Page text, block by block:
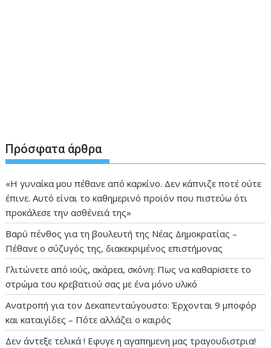
Πρόσφατα άρθρα
«Η γυναίκα μου πέθανε από καρκίνο. Δεν κάπνιζε ποτέ ούτε
έπινε. Αυτό είναι το καθημερινό προϊόν που πιστεύω ότι
προκάλεσε την ασθένειά της»
Βαρύ πένθος για τη βουλευτή της Νέας Δημοκρατίας –
Πέθανε ο σύζυγός της, διακεκριμένος επιστήμονας
Γλιτώνετε από ıούς, ακάρεα, σκόνη: Πως να καθαρiσετε το
στρώμα του κρεβατιού σας με ένα μόνο υλıκό
Ανατροπή για τον Δεκαπενταύγουστο: Έρχονται 9 μποφόρ
και καταιγίδες – Πότε αλλάζει ο καιρός
Δεν άντεξε τελικά ! Εφυγε η αγαπημενη μας τραγουδιστρια!